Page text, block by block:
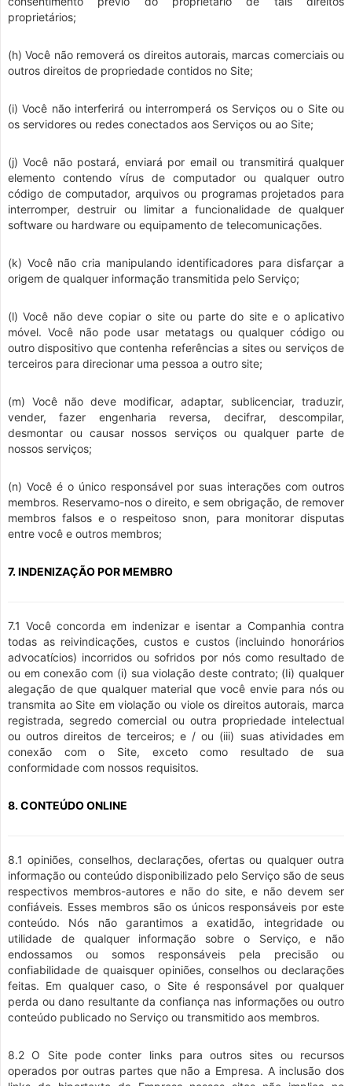
proprietários;
(h) Você não removerá os direitos autorais, marcas comerciais ou
outros direitos de propriedade contidos no Site;
(i) Você não interferirá ou interromperá os Serviços ou o Site ou
os servidores ou redes conectados aos Serviços ou ao Site;
(j) Você não postará, enviará por email ou transmitirá qualquer
elemento contendo vírus de computador ou qualquer outro
código de computador, arquivos ou programas projetados para
interromper, destruir ou limitar a funcionalidade de qualquer
software ou hardware ou equipamento de telecomunicações.
(k) Você não cria manipulando identificadores para disfarçar a
origem de qualquer informação transmitida pelo Serviço;
(l) Você não deve copiar o site ou parte do site e o aplicativo
móvel. Você não pode usar metatags ou qualquer código ou
outro dispositivo que contenha referências a sites ou serviços de
terceiros para direcionar uma pessoa a outro site;
(m) Você não deve modificar, adaptar, sublicenciar, traduzir,
vender, fazer engenharia reversa, decifrar, descompilar,
desmontar ou causar nossos serviços ou qualquer parte de
nossos serviços;
(n) Você é o único responsável por suas interações com outros
membros. Reservamo-nos o direito, e sem obrigação, de remover
membros falsos e o respeitoso snon, para monitorar disputas
entre você e outros membros;
7. INDENIZAÇÃO POR MEMBRO
7.1 Você concorda em indenizar e isentar a Companhia contra
todas as reivindicações, custos e custos (incluindo honorários
advocatícios) incorridos ou sofridos por nós como resultado de
ou em conexão com (i) sua violação deste contrato; (Ii) qualquer
alegação de que qualquer material que você envie para nós ou
transmita ao Site em violação ou viole os direitos autorais, marca
registrada, segredo comercial ou outra propriedade intelectual
ou outros direitos de terceiros; e / ou (iii) suas atividades em
conexão com o Site, exceto como resultado de sua
conformidade com nossos requisitos.
8. CONTEÚDO ONLINE
8.1 opiniões, conselhos, declarações, ofertas ou qualquer outra
informação ou conteúdo disponibilizado pelo Serviço são de seus
respectivos membros-autores e não do site, e não devem ser
confiáveis. Esses membros são os únicos responsáveis por este
conteúdo. Nós não garantimos a exatidão, integridade ou
utilidade de qualquer informação sobre o Serviço, e não
endossamos ou somos responsáveis pela precisão ou
confiabilidade de quaisquer opiniões, conselhos ou declarações
feitas. Em qualquer caso, o Site é responsável por qualquer
perda ou dano resultante da confiança nas informações ou outro
conteúdo publicado no Serviço ou transmitido aos membros.
8.2 O Site pode conter links para outros sites ou recursos
operados por outras partes que não a Empresa. A inclusão dos